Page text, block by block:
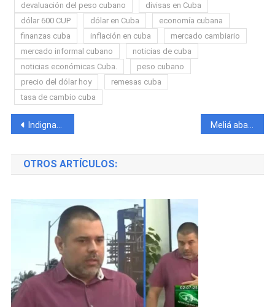
devaluación del peso cubano
divisas en Cuba
dólar 600 CUP
dólar en Cuba
economía cubana
finanzas cuba
inflación en cuba
mercado cambiario
mercado informal cubano
noticias de cuba
noticias económicas Cuba.
peso cubano
precio del dólar hoy
remesas cuba
tasa de cambio cuba
Navegación
de
entradas
Indignación en Santa Clara por presunto maltrato a un perro abandonado tras el fallecimiento de su dueña Meliá abandona hoteles en Cuba por sanciones de Trump a GAESA
OTROS ARTÍCULOS: